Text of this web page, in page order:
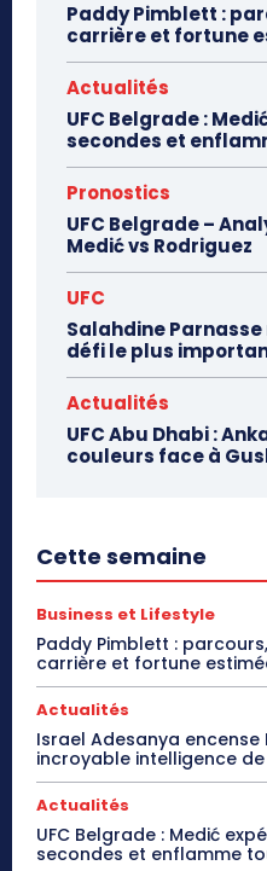
Paddy Pimblett :
carrière et fortune
Actualités
UFC Belgrade :
secondes et
Pronostics
UFC Belgrade –
Medić vs Rodriguez
UFC
Salahdine Parnasse
défi le plus
Actualités
UFC Abu Dhabi :
couleurs face à
Cette semaine
Business et Lifestyle
Paddy Pimblett :
carrière et fortune
Actualités
Israel Adesanya
incroyable intelligence
Actualités
UFC Belgrade : Medić
secondes et enflamme